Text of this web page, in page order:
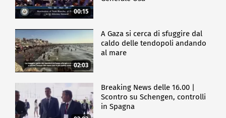
00:15
02:03
A Gaza si cerca di sfuggire dal
caldo delle tendopoli andando
al mare
Breaking News delle 16.00 |
Scontro su Schengen, controlli
in Spagna